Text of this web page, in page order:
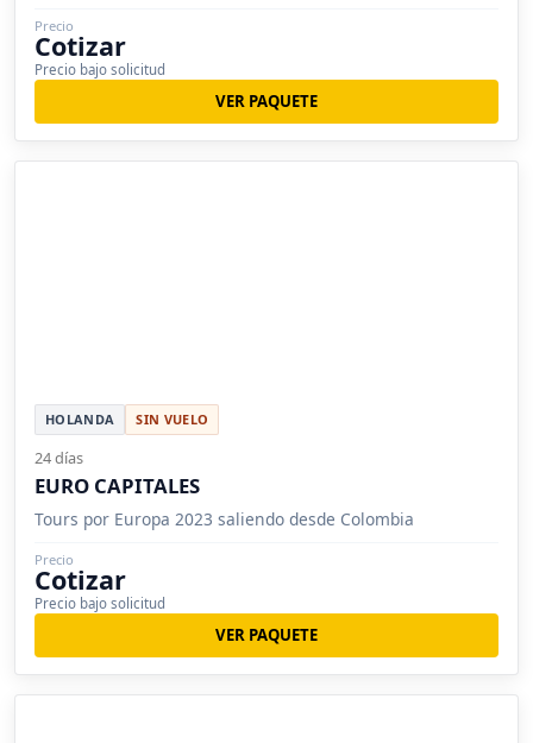
Precio
Cotizar
Precio bajo solicitud
VER PAQUETE
HOLANDA SIN VUELO
24 días
EURO CAPITALES
Tours por Europa 2023 saliendo desde Colombia
Precio
Cotizar
Precio bajo solicitud
VER PAQUETE